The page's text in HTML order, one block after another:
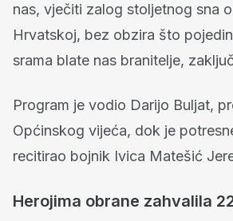
nas, vječiti zalog stoljetnog sna
Hrvatskoj, bez obzira što
srama blate nas branitelje,
Program je vodio Darijo Buljat,
Općinskog vijeća, dok je
recitirao bojnik Ivica Matešić
Herojima obrane zahvalila